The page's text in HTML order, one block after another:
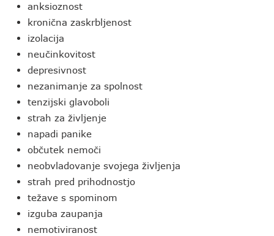
anksioznost
kronična zaskrbljenost
izolacija
neučinkovitost
depresivnost
nezanimanje za spolnost
tenzijski glavoboli
strah za življenje
napadi panike
občutek nemoči
neobvladovanje svojega življenja
strah pred prihodnostjo
težave s spominom
izguba zaupanja
nemotiviranost